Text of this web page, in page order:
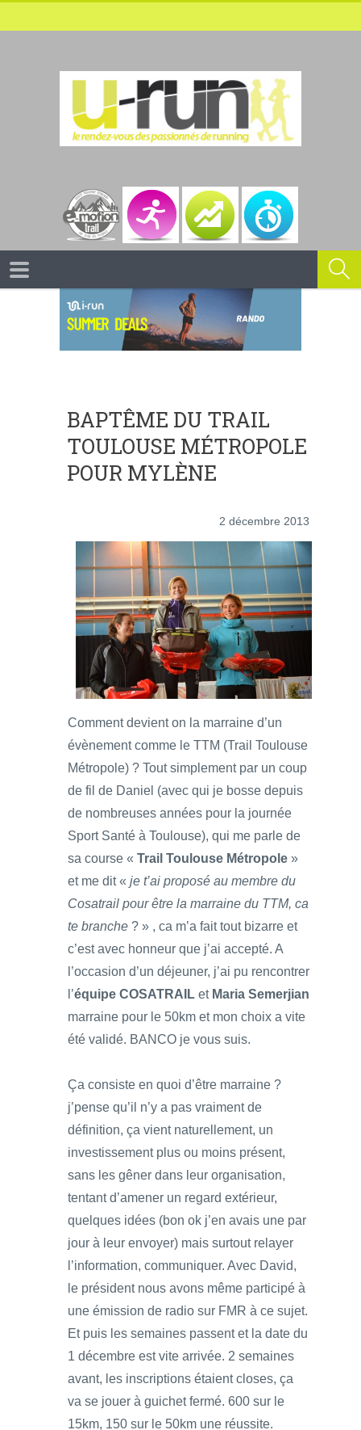
BAPTÊME DU TRAIL
TOULOUSE MÉTROPOLE
POUR MYLÈNE
2 décembre 2013
Comment devient on la marraine d’un
évènement comme le TTM (Trail Toulouse
Métropole) ? Tout simplement par un coup
de fil de Daniel (avec qui je bosse depuis
de nombreuses années pour la journée
Sport Santé à Toulouse), qui me parle de
sa course « Trail Toulouse Métropole »
et me dit « je t’ai proposé au membre du
Cosatrail pour être la marraine du TTM, ca
te branche ? » , ca m’a fait tout bizarre et
c’est avec honneur que j’ai accepté. A
l’occasion d’un déjeuner, j’ai pu rencontrer
l’équipe COSATRAIL et Maria Semerjian
marraine pour le 50km et mon choix a vite
été validé. BANCO je vous suis.
Ça consiste en quoi d’être marraine ?
j’pense qu’il n’y a pas vraiment de
définition, ça vient naturellement, un
investissement plus ou moins présent,
sans les gêner dans leur organisation,
tentant d’amener un regard extérieur,
quelques idées (bon ok j’en avais une par
jour à leur envoyer) mais surtout relayer
l’information, communiquer. Avec David,
le président nous avons même participé à
une émission de radio sur FMR à ce sujet.
Et puis les semaines passent et la date du
1 décembre est vite arrivée. 2 semaines
avant, les inscriptions étaient closes, ça
va se jouer à guichet fermé. 600 sur le
15km, 150 sur le 50km une réussite.